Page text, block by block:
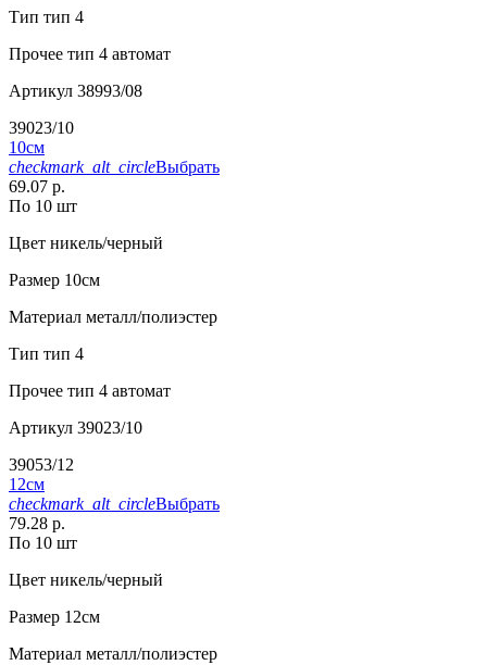
Тип тип 4
Прочее тип 4 автомат
Артикул 38993/08
39023/10
10см
checkmark_alt_circleВыбрать
69.07 р.
По 10 шт
Цвет никель/черный
Размер 10см
Материал металл/полиэстер
Тип тип 4
Прочее тип 4 автомат
Артикул 39023/10
39053/12
12см
checkmark_alt_circleВыбрать
79.28 р.
По 10 шт
Цвет никель/черный
Размер 12см
Материал металл/полиэстер